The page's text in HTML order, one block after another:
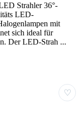
Strahler 36°-
LED-
mit
sich ideal für
Der LED-Strah ...
♡